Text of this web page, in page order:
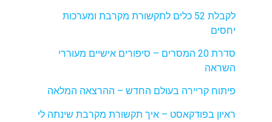
לקבלת 52 כלים לתקשורת מקרבת ומערכות
יחסים
סדרת 20 המסרים – סיפורים אישיים מעוררי
השראה
פיתוח קריירה בעולם החדש – ההרצאה המלאה
ראיון בפודקאסט – איך תקשורת מקרבת שינתה לי